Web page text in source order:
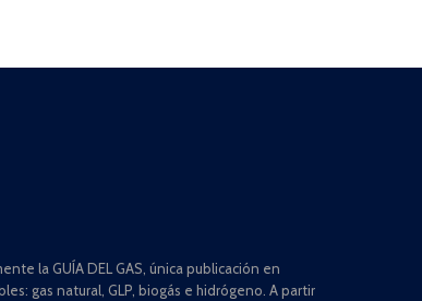
la GUÍA DEL GAS, única publicación en
gas natural, GLP, biogás e hidrógeno. A partir